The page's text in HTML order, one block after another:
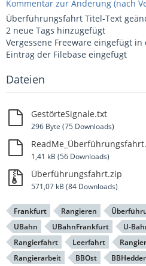
Kommentar zur Änderung (nach
Überführungsfahrt Titel-Text
2 neue Tags hinzugefügt
Vergessene Freeware eingefügt
Eintrag der Filebase eingefügt
Dateien
GestörteSignale.txt
296 Byte (75 Downloads)
1,41 kB (56 Downloads)
Überführungsfahrt.zip
571,07 kB (84 Downloads)
Frankfurt Rangieren
UBahn
UBahnFrankfurt U-
Rangierfahrt
Leerfahrt
Rangierarbeit
BBOst